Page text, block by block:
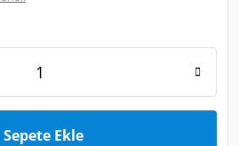
Sepete Ekle